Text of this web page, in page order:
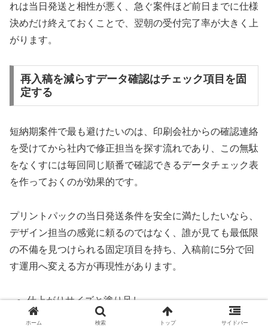
れは当日発送と相性が悪く、急ぐ案件ほど前日までに仕様
決めだけ終えておくことで、翌朝の受付完了率が大きく上
がります。
再入稿を減らすデータ確認はチェック項目を固
定する
短納期案件で最も避けたいのは、印刷会社からの確認連絡
を受けてから社内で修正担当を探す流れであり、この無駄
をなくすには毎回同じ順番で確認できるデータチェック表
を作っておくのが効果的です。
プリントパックの当日発送条件を安全に満たしたいなら、
デザイン担当の感覚に頼るのではなく、誰が見ても最低限
の不備を見つけられる固定項目を持ち、入稿前に5分で回
す運用へ変える方が再現性があります。
仕上がりサイズと塗り足し
画像解像度とリンク切れ
ホーム 検索 トップ サイドバー